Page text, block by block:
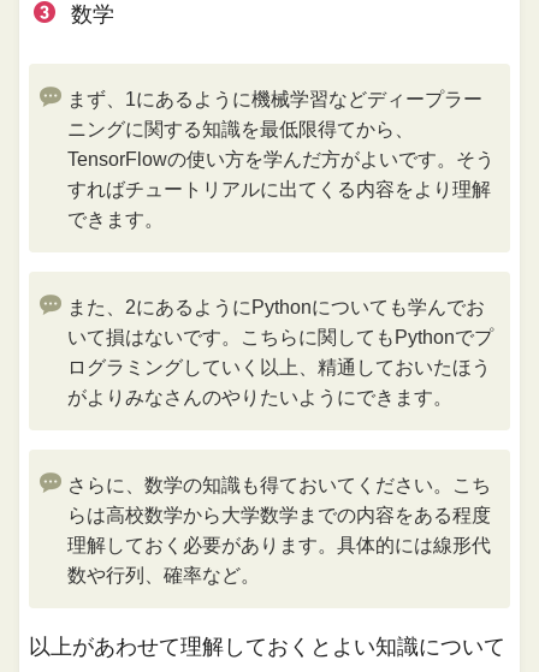
数学
まず、1にあるように機械学習などディープラー
ニングに関する知識を最低限得てから、
TensorFlowの使い方を学んだ方がよいです。そう
すればチュートリアルに出てくる内容をより理解
できます。
また、2にあるようにPythonについても学んでお
いて損はないです。こちらに関してもPythonでプ
ログラミングしていく以上、精通しておいたほう
がよりみなさんのやりたいようにできます。
さらに、数学の知識も得ておいてください。こち
らは高校数学から大学数学までの内容をある程度
理解しておく必要があります。具体的には線形代
数や行列、確率など。
以上があわせて理解しておくとよい知識について